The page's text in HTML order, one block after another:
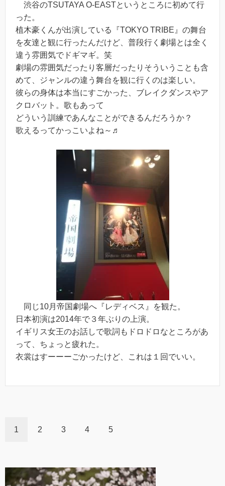
渋谷のTSUTAYA O-EASTというところに初めて行
った。
植木豪くんが出演している『TOKYO TRIBE』の舞台
を友達と観に行ったんだけど、普段行く劇場とは全く
違う雰囲気でドギマギ。笑
劇場の雰囲気だったり客層だったりそういうことも含
めて、ジャンルの違う舞台を観に行くのは楽しい。
彼らの身体は本当にすごかった、ブレイクダンスやア
クロバット。歌もあって
どういう訓練であんなことができるんだろうか？
歌えるってかっこいよね～♬
同じ10月帝国劇場へ『レディベス』を観た。
日本初演は2014年で３年ぶりの上演。
イギリス女王のお話しで歌詞もドロドロなところがあ
って、ちょっと疲れた。
衣裳はすーーーごかったけど、これは１回でいい。
1 2 3 4 5